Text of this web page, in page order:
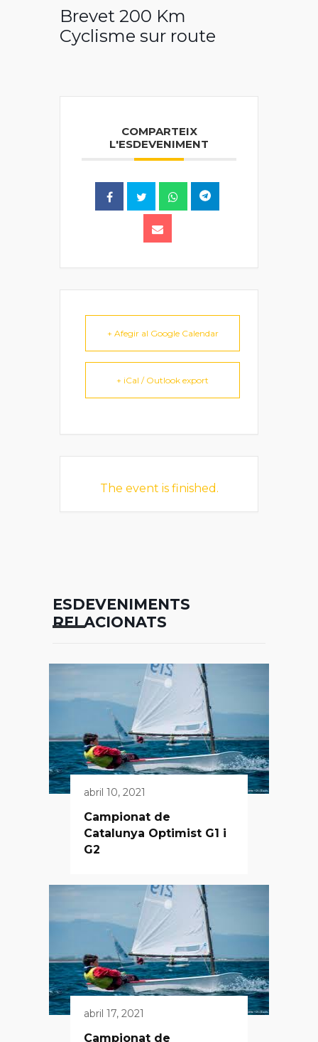
Brevet 200 Km
Cyclisme sur route
COMPARTEIX
L'ESDEVENIMENT
+ Afegir al Google Calendar
+ iCal / Outlook export
The event is finished.
ESDEVENIMENTS
RELACIONATS
abril 10, 2021
Campionat de
Catalunya Optimist G1 i
G2
abril 17, 2021
Campionat de